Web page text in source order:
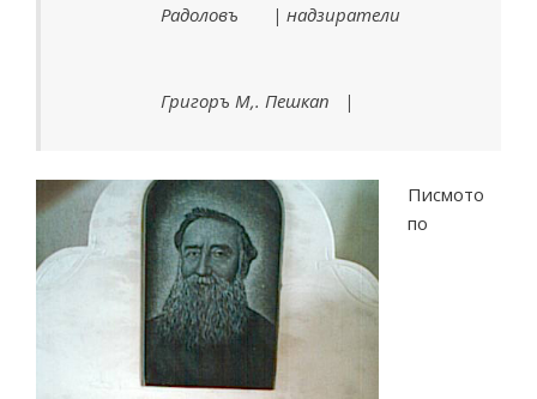
Радоловъ | надзиратели
Григоръ М,. Пешкап |
Писмото
по